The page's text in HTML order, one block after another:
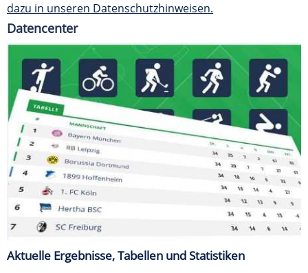
dazu in unseren Datenschutzhinweisen.
Datencenter
Aktuelle Ergebnisse, Tabellen und Statistiken